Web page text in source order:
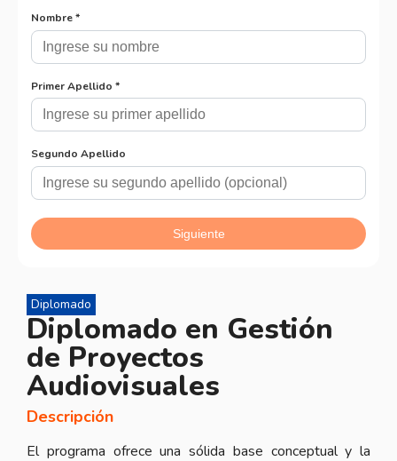
Diplomado
Diplomado en Gestión
de Proyectos
Audiovisuales
Descripción
El programa ofrece una sólida base conceptual y la